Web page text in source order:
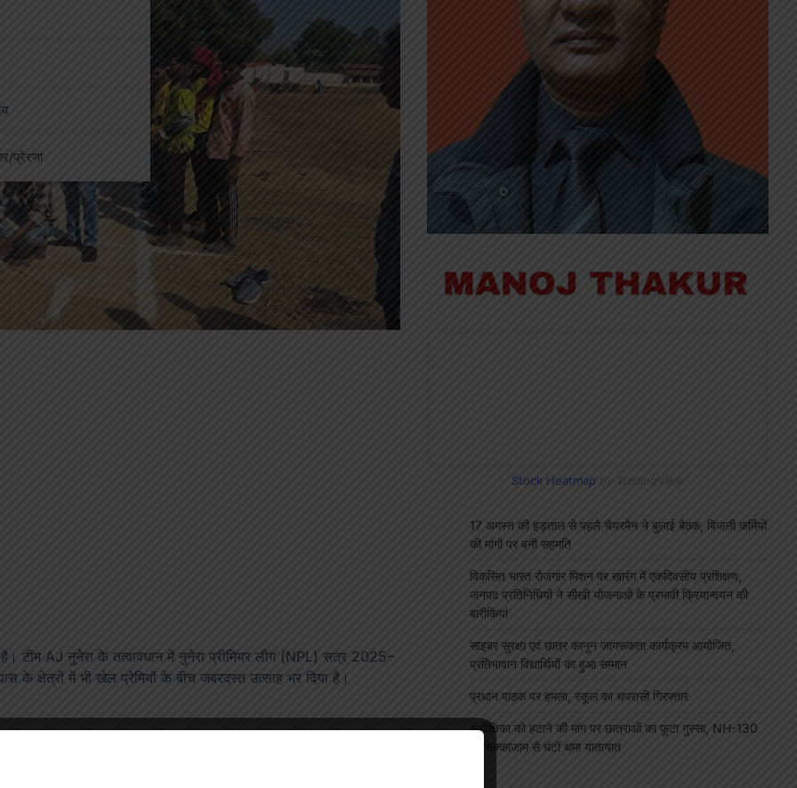
प्रेरणा
टीम AJ नुनेरा के तत्वावधान में नुनेरा प्रीमियर लीग (NPL) सत्र 2025–
क्षेत्रों में भी खेल प्रेमियों के बीच जबरदस्त उत्साह भर दिया है।
Stock Heatmap by TradingView
17 अगस्त की हड़ताल से पहले चेयरमैन ने बुलाई बैठक, बिजली कर्मियों
की मांगों पर बनी सहमति
विकसित भारत रोजगार मिशन पर खारंग में एकदिवसीय प्रशिक्षण,
जनपद प्रतिनिधियों ने सीखी योजनाओं के प्रभावी क्रियान्वयन की
बारीकियां
साइबर सुरक्षा एवं छात्र कानून जागरूकता कार्यक्रम आयोजित,
प्रतिभावान विद्यार्थियों का हुआ सम्मान
प्रधान पाठक पर हमला, स्कूल का चपरासी गिरफ्तार
अधीक्षिका को हटाने की मांग पर छात्राओं का फूटा गुस्सा, NH-130
पर चक्काजाम से घंटों थमा यातायात